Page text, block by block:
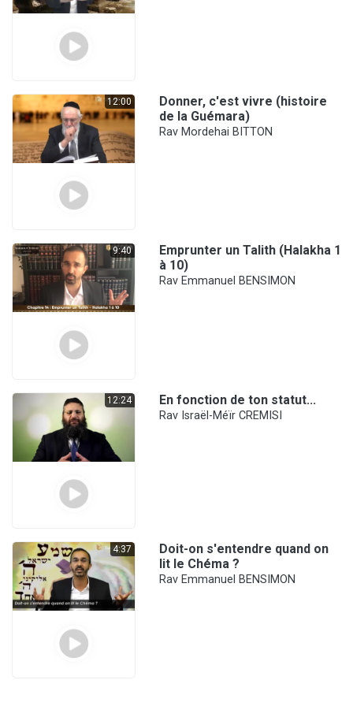
12:00
Donner, c'est vivre (histoire
de la Guémara)
Rav Mordehai BITTON
9:40
Emprunter un Talith (Halakha 1
à 10)
Rav Emmanuel BENSIMON
12:24 En fonction de ton statut...
Rav Israël-Méïr CREMISI
4:37
Doit-on s'entendre quand on
lit le Chéma ?
Rav Emmanuel BENSIMON